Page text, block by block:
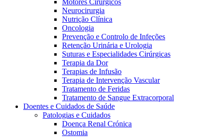
Cuidados Domiciliários
Vagas disponíveis
Descubra as tuas oportunidades de carreira na B. Braun.
Neurocirurgia
Nutrição Clínica
Oncologia
Prevenção e Controlo de Infeções
Retenção Urinária e Urologia
Suturas e Especialidades Cirúrgicas
Terapia da Dor
Terapias de Infusão
Terapia de Intervenção Vascular
Tratamento de Feridas
Tratamento de Sangue Extracorporal
Doentes e Cuidados de Saúde
Patologias e Cuidados
Doença Renal Crónica
Ostomia